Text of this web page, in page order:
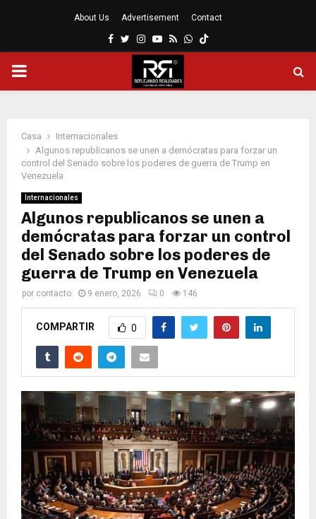
About Us Advertisement Contact
Facebook
Twitter
Instagram
Youtube
RssWhatsapp
MENÚ
Casa
Internacionales
Algunos republicanos se unen a demócratas para forzar un
control del Senado sobre los poderes de guerra de Trump en
Venezuela
Internacionales
Algunos republicanos se unen a
demócratas para forzar un control
del Senado sobre los poderes de
guerra de Trump en Venezuela
por contacto 9 enero, 2026 0 146
COMPARTIR 0